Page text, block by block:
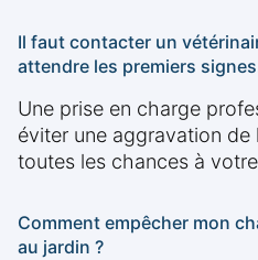
Il faut contacter un
attendre les premiers
Une prise en charge
éviter une aggravation de
toutes les chances à
Comment empêcher mon
au jardin ?